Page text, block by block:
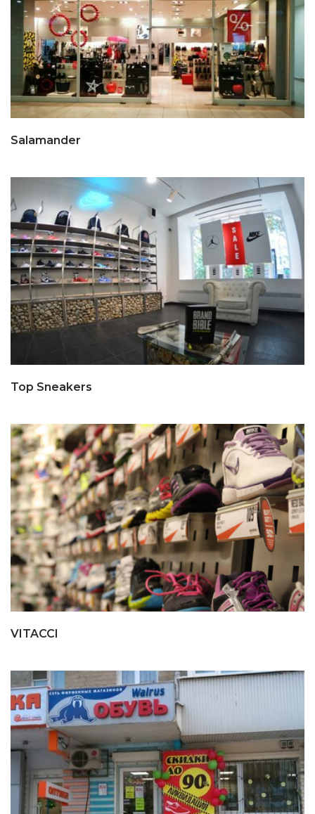
Salamander
Top Sneakers
VITACCI